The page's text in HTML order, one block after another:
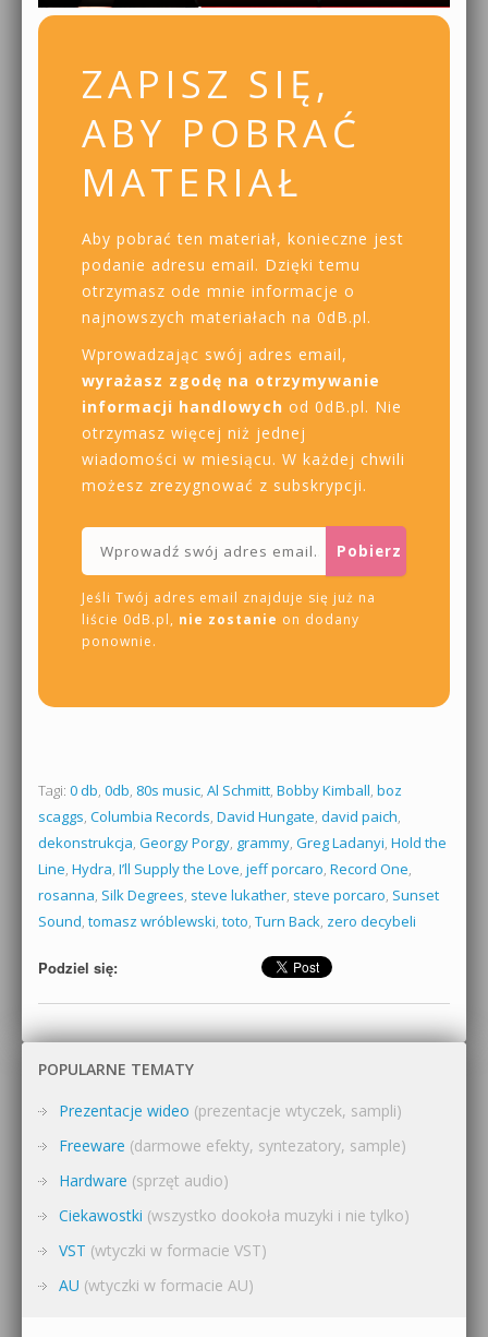
ZAPISZ SIĘ,
ABY POBRAĆ
MATERIAŁ
Aby pobrać ten materiał, konieczne jest
podanie adresu email. Dzięki temu
otrzymasz ode mnie informacje o
najnowszych materiałach na 0dB.pl.
Wprowadzając swój adres email,
wyrażasz zgodę na otrzymywanie
informacji handlowych od 0dB.pl. Nie
otrzymasz więcej niż jednej
wiadomości w miesiącu. W każdej chwili
możesz zrezygnować z subskrypcji.
Jeśli Twój adres email znajduje się już na
liście 0dB.pl, nie zostanie on dodany
ponownie.
Tagi: 0 db, 0db, 80s music, Al Schmitt, Bobby Kimball, boz
scaggs, Columbia Records, David Hungate, david paich,
dekonstrukcja, Georgy Porgy, grammy, Greg Ladanyi, Hold the
Line, Hydra, I’ll Supply the Love, jeff porcaro, Record One,
rosanna, Silk Degrees, steve lukather, steve porcaro, Sunset
Sound, tomasz wróblewski, toto, Turn Back, zero decybeli
Podziel się:
POPULARNE TEMATY
Prezentacje wideo (prezentacje wtyczek, sampli)
Freeware (darmowe efekty, syntezatory, sample)
Hardware (sprzęt audio)
Ciekawostki (wszystko dookoła muzyki i nie tylko)
VST (wtyczki w formacie VST)
AU (wtyczki w formacie AU)